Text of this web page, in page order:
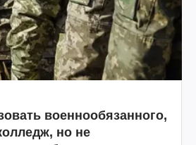
военнообязанного,
но не